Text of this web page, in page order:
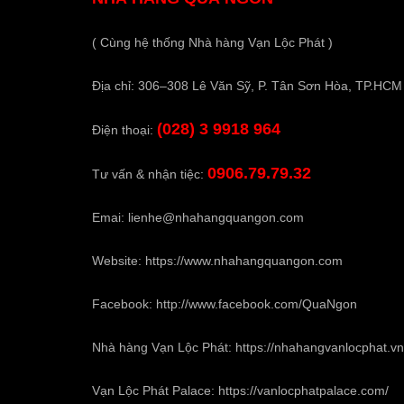
( Cùng hệ thống Nhà hàng Vạn Lộc Phát )
Địa chỉ: 306–308 Lê Văn Sỹ, P. Tân Sơn Hòa, TP.HCM
Điện thoại: (028) 3 9918 964
Tư vấn & nhận tiệc: 0906.79.79.32
Emai: lienhe@nhahangquangon.com
Website: https://www.nhahangquangon.com
Facebook: http://www.facebook.com/QuaNgon
Nhà hàng Vạn Lộc Phát: https://
Vạn Lộc Phát Palace: https://vanlocphatpalace.com/